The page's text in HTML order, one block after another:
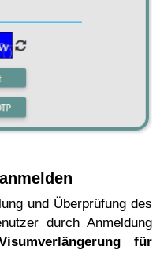
und Überprüfung des
durch Anmeldung
für